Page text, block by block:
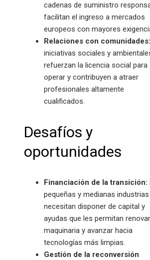
cadenas de suministro
facilitan el ingreso a mercados
europeos con mayores
Relaciones con comunidades:
iniciativas sociales y
refuerzan la licencia social para
operar y contribuyen a atraer
profesionales altamente
cualificados.
Desafíos y
oportunidades
Financiación de la transición:
pequeñas y medianas industrias
necesitan disponer de capital y
ayudas que les permitan
maquinaria y avanzar hacia
tecnologías más limpias.
Gestión de la reconversión